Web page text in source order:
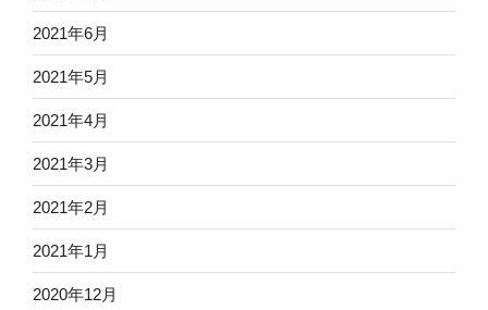
2021年6月
2021年5月
2021年4月
2021年3月
2021年2月
2021年1月
2020年12月